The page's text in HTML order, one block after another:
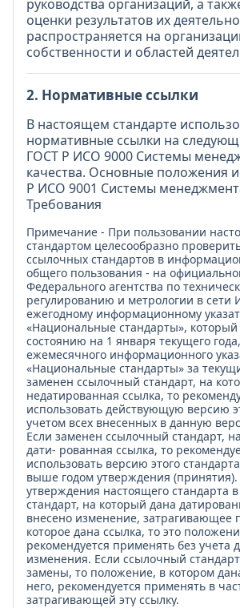
руководства организаций, а
оценки результатов их
распространяется на
собственности и областей
2. Нормативные ссылки
В настоящем стандарте
нормативные ссылки на
ГОСТ Р ИСО 9000 Системы
качества. Основные положения
Р ИСО 9001 Системы
Требования
Примечание - При пользовании
стандартом целесообразно
ссылочных стандартов в
общего пользования - на
Федерального агентства по
регулированию и метрологии в сети
ежегодному информационному
«Национальные стандарты»,
состоянию на 1 января текущего
ежемесячного информационного
«Национальные стандарты» за
заменен ссылочный стандарт, на
недатированная ссылка, то
использовать действующую версию
учетом всех внесенных в данную
Если заменен ссылочный стандарт,
дати- рованная ссылка, то
использовать версию этого
выше годом утверждения (принятия).
утверждения настоящего стандарта
стандарт, на который дана
внесено изменение, затрагивающее
которое дана ссылка, то это
рекомендуется применять без учета
изменения. Если ссылочный
замены, то положение, в котором
него, рекомендуется применять в
затрагивающей эту ссылку.